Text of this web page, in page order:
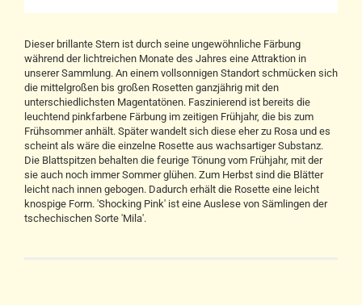
Dieser brillante Stern ist durch seine ungewöhnliche Färbung
während der lichtreichen Monate des Jahres eine Attraktion in
unserer Sammlung. An einem vollsonnigen Standort schmücken sich
die mittelgroßen bis großen Rosetten ganzjährig mit den
unterschiedlichsten Magentatönen. Faszinierend ist bereits die
leuchtend pinkfarbene Färbung im zeitigen Frühjahr, die bis zum
Frühsommer anhält. Später wandelt sich diese eher zu Rosa und es
scheint als wäre die einzelne Rosette aus wachsartiger Substanz.
Die Blattspitzen behalten die feurige Tönung vom Frühjahr, mit der
sie auch noch immer Sommer glühen. Zum Herbst sind die Blätter
leicht nach innen gebogen. Dadurch erhält die Rosette eine leicht
knospige Form. 'Shocking Pink' ist eine Auslese von Sämlingen der
tschechischen Sorte 'Mila'.